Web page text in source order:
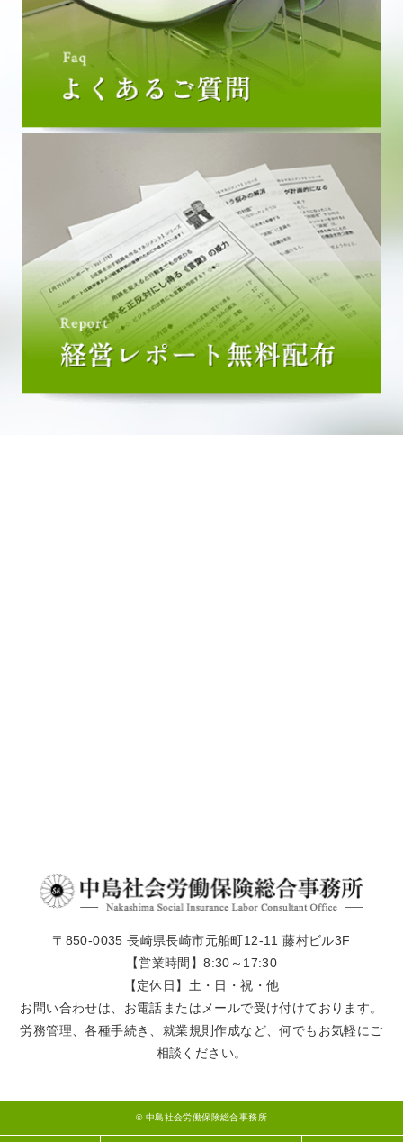
〒850-0035 長崎県長崎市元船町12-11 藤村ビル3F
【営業時間】8:30～17:30
【定休日】土・日・祝・他
お問い合わせは、お電話またはメールで受け付けております。
労務管理、各種手続き、就業規則作成など、何でもお気軽にご
相談ください。
© 中島社会労働保険総合事務所